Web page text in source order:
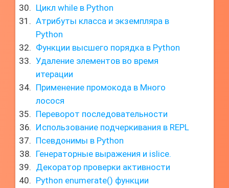
Цикл while в Python
Атрибуты класса и экземпляра в
Python
Функции высшего порядка в Python
Удаление элементов во время
итерации
Применение промокода в Много
лосося
Переворот последовательности
Использование подчеркивания в REPL
Псевдонимы в Python
Генераторные выражения и islice.
Декоратор проверки активности
Python enumerate() функции